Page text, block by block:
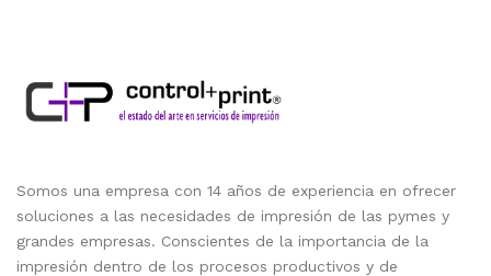
Somos una empresa con 14 años de experiencia en ofrecer
soluciones a las necesidades de impresión de las pymes y
grandes empresas. Conscientes de la importancia de la
impresión dentro de los procesos productivos y de